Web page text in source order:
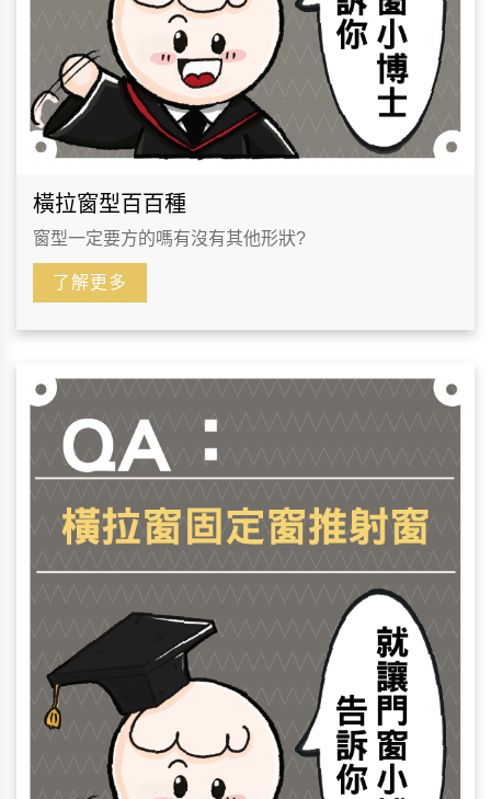
橫拉窗型百百種
窗型一定要方的嗎有沒有其他形狀?
了解更多